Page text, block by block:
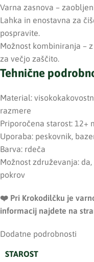
Varna zasnova –
Lahka in enostavna za
pospravite.
Možnost kombiniranja –
za večjo zaščito.
Tehnične
Material:
razmere
Priporočena starost: 12+
Uporaba: peskovnik,
Barva: rdeča
Možnost združevanja:
pokrov
❤️ ️Pri Krokodilčku je
informacij najdete na
Dodatne podrobnosti
STAROST